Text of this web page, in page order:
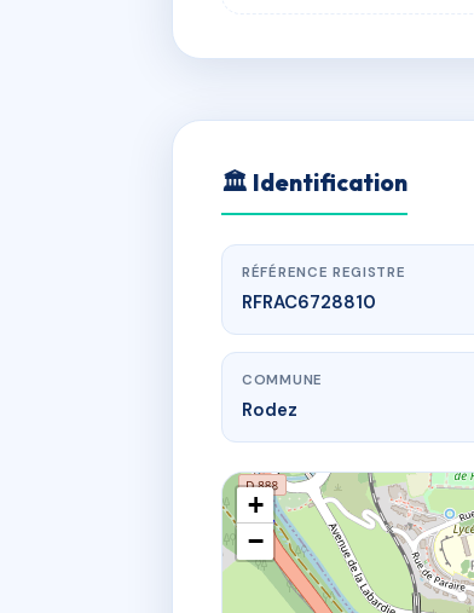
🏛 Identification
RÉFÉRENCE REGISTRE
RFRAC6728810
COMMUNE
Rodez
+
−